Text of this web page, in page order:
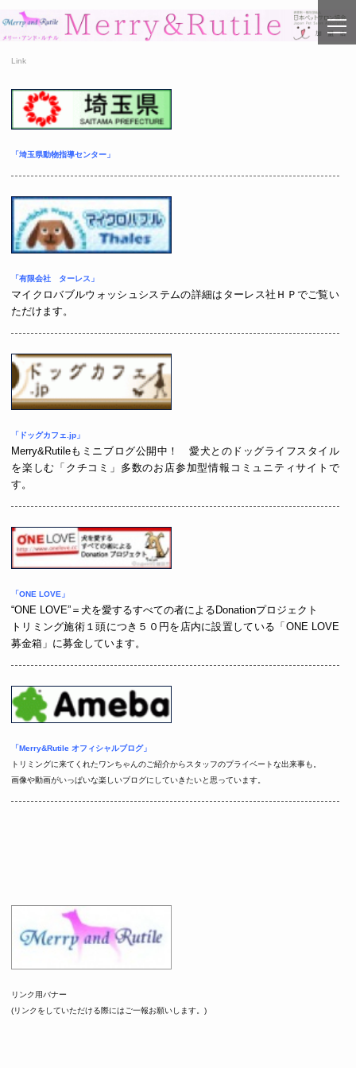
Link
「埼玉県動物指導センター」
「有限会社 ターレス」
マイクロバブルウォッシュシステムの詳細はターレス社ＨＰでご覧い
ただけます。
「ドッグカフェ.jp」
Merry&Rutileもミニブログ公開中！ 愛犬とのドッグライフスタイル
を楽 しむ「 クチコミ」多数のお店参加型情報コミュニティサイトで
す。
「ONE LOVE」
“ONE LOVE”＝犬を愛するすべての者によるDonationプロジェクト
トリミング施術１頭につき５０円を店内に設置している「ONE LOVE
募金箱」に募金しています。
「Merry&Rutile オフィシャルブログ」
トリミングに来てくれたワンちゃんのご紹介からスタッフのプライベートな出来事も。
画像や動画がいっぱいな楽しいブログにしていきたいと思っています。
リンク用バナー
(リンクをしていただける際にはご一報お願いします。)